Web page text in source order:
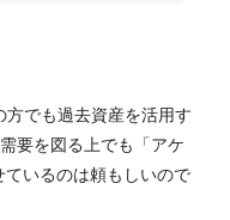
でも過去資産を活用す
要を図る上でも「アケ
いるのは頼もしいので